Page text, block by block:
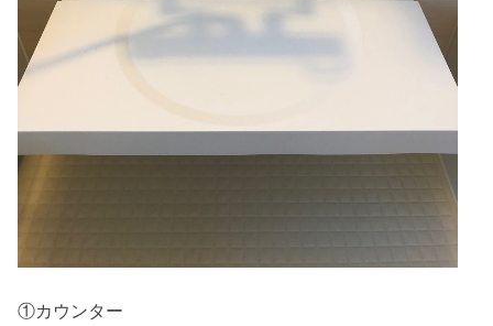
①カウンター